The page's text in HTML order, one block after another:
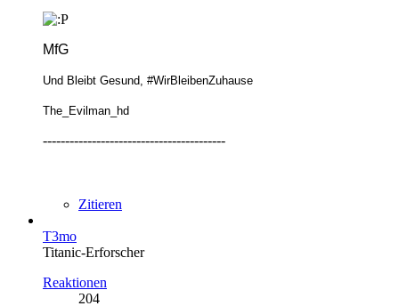
MfG
Und Bleibt Gesund, #WirBleibenZuhause
The_Evilman_hd
-----------------------------------------
Zitieren
T3mo
Titanic-Erforscher
Reaktionen
204